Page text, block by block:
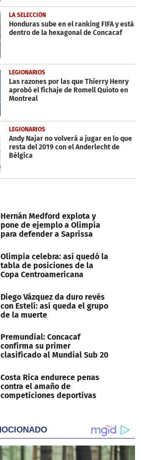
LA SELECCIÓN
Honduras sube en el ranking FIFA y está
dentro de la hexagonal de Concacaf
LEGIONARIOS
Las razones por las que Thierry Henry
aprobó el fichaje de Romell Quioto en
Montreal
LEGIONARIOS
Andy Najar no volverá a jugar en lo que
resta del 2019 con el Anderlecht de
Bélgica
Hernán Medford explota y
pone de ejemplo a Olimpia
para defender a Saprissa
Olimpia celebra: así quedó la
tabla de posiciones de la
Copa Centroamericana
Diego Vázquez da duro revés
con Estelí: así queda el grupo
de la muerte
Premundial: Concacaf
confirma su primer
clasificado al Mundial Sub 20
Costa Rica endurece penas
contra el amaño de
competiciones deportivas